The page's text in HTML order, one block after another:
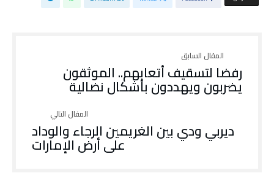
رفضا لتسقيف أتعابهم.. الموثقون
يضربون ويهددون بأشكال نضالية
ديربي ودي بين الغريمين الرجاء والوداد
على أرض الإمارات